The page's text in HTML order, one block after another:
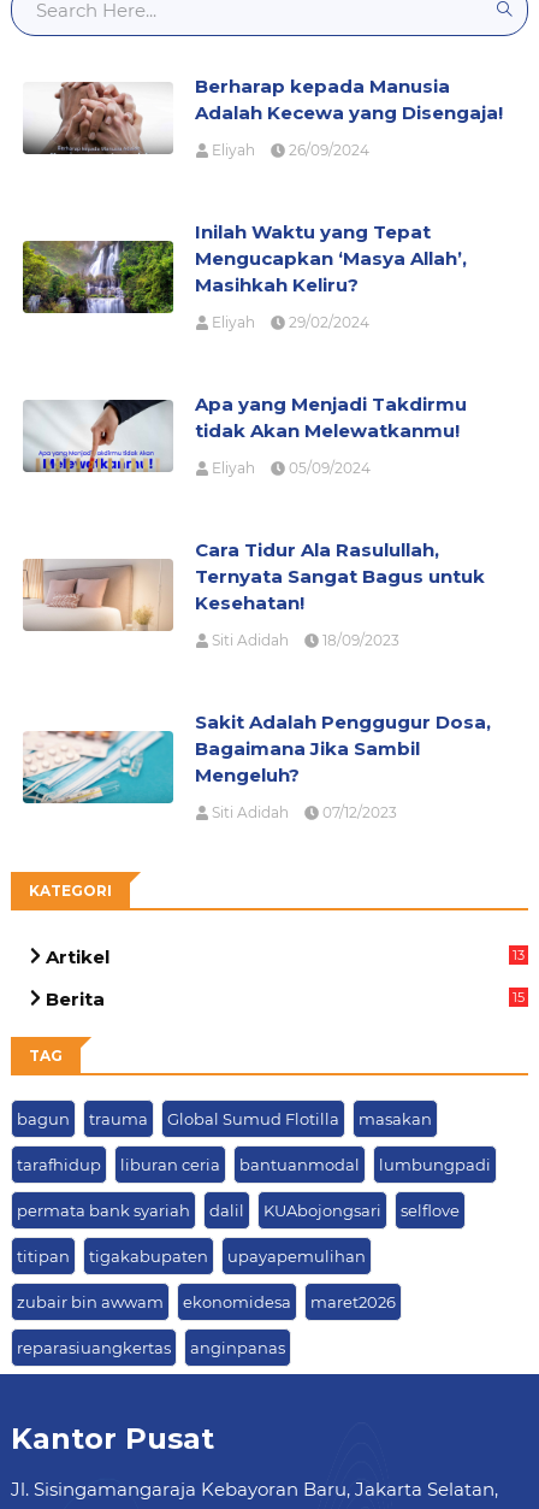
Berharap kepada Manusia
Adalah Kecewa yang Disengaja!
Eliyah 26/09/2024
Inilah Waktu yang Tepat
Mengucapkan ‘Masya Allah’,
Masihkah Keliru?
Eliyah 29/02/2024
Apa yang Menjadi Takdirmu
tidak Akan Melewatkanmu!
Eliyah 05/09/2024
Cara Tidur Ala Rasulullah,
Ternyata Sangat Bagus untuk
Kesehatan!
Siti Adidah 18/09/2023
Sakit Adalah Penggugur Dosa,
Bagaimana Jika Sambil
Mengeluh?
Siti Adidah 07/12/2023
KATEGORI
Artikel
13
Berita
15
TAG
bagun trauma Global Sumud Flotilla masakan
tarafhidup liburan ceria bantuanmodal lumbungpadi
permata bank syariah dalil KUAbojongsari selflove
titipan tigakabupaten upayapemulihan
zubair bin awwam ekonomidesa maret2026
reparasiuangkertas anginpanas
Kantor Pusat
Jl. Sisingamangaraja Kebayoran Baru, Jakarta Selatan,